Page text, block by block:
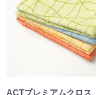
ACTプレミアムクロス